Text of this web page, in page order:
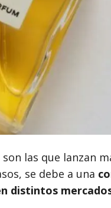
las que lanzan
se debe a una
distintos